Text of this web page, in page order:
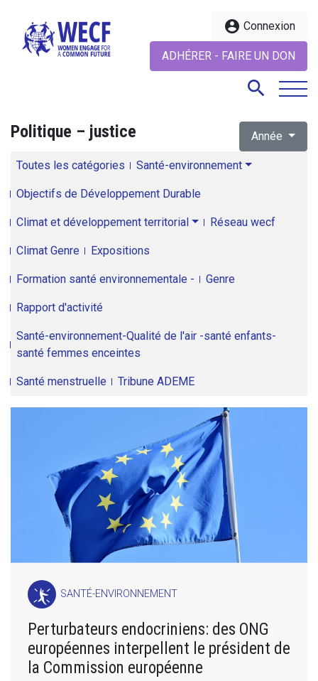
account_circle Connexion
ADHÉRER - FAIRE UN DON
search
Politique – justice Année
Toutes les catégories Santé-environnement
Objectifs de Développement Durable
Climat et développement territorial Réseau wecf
Climat Genre Expositions
Formation santé environnementale - Genre
Rapport d'activité
Santé-environnement-Qualité de l'air -santé enfants-
santé femmes enceintes
Santé menstruelle Tribune ADEME
SANTÉ-ENVIRONNEMENT
Perturbateurs endocriniens: des ONG
européennes interpellent le président de
la Commission européenne